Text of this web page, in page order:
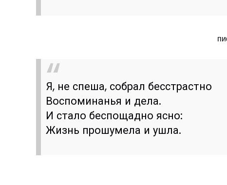
Я, не спеша, собрал бесстрастно
Воспоминанья и дела.
И стало беспощадно ясно:
Жизнь прошумела и ушла.